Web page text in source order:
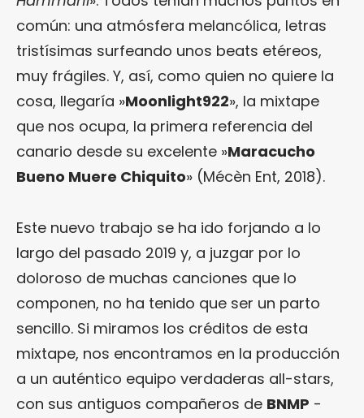
común: una atmósfera melancólica, letras
tristísimas surfeando unos beats etéreos,
muy frágiles. Y, así, como quien no quiere la
cosa, llegaría »Moonlight922», la mixtape
que nos ocupa, la primera referencia del
canario desde su excelente »Maracucho
Bueno Muere Chiquito» (Mécèn Ent, 2018).
Este nuevo trabajo se ha ido forjando a lo
largo del pasado 2019 y, a juzgar por lo
doloroso de muchas canciones que lo
componen, no ha tenido que ser un parto
sencillo. Si miramos los créditos de esta
mixtape, nos encontramos en la producción
a un auténtico equipo verdaderas all-stars,
con sus antiguos compañeros de BNMP -